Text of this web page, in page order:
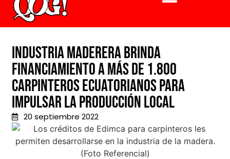
Industria maderera brinda
financiamiento a más de 1.800
carpinteros ecuatorianos para
impulsar la producción local
20 septiembre 2022